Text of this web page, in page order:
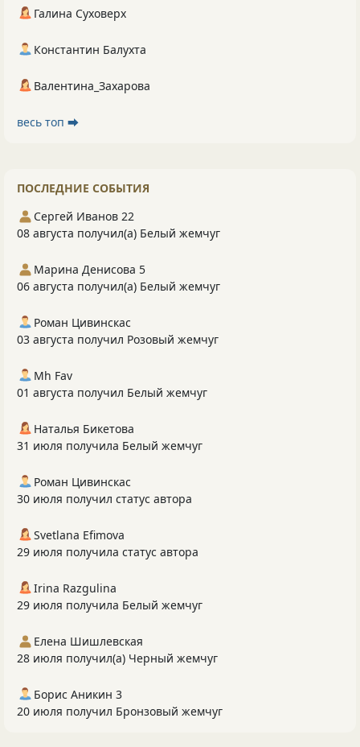
Галина Суховерх
Константин Балухта
Валентина_Захарова
весь топ ⮕
ПОСЛЕДНИЕ СОБЫТИЯ
Сергей Иванов 22
08 августа получил(а) Белый жемчуг
Марина Денисова 5
06 августа получил(а) Белый жемчуг
Роман Цивинскас
03 августа получил Розовый жемчуг
Mh Fav
01 августа получил Белый жемчуг
Наталья Бикетова
31 июля получила Белый жемчуг
Роман Цивинскас
30 июля получил статус автора
Svetlana Efimova
29 июля получила статус автора
Irina Razgulina
29 июля получила Белый жемчуг
Елена Шишлевская
28 июля получил(а) Черный жемчуг
Борис Аникин 3
20 июля получил Бронзовый жемчуг